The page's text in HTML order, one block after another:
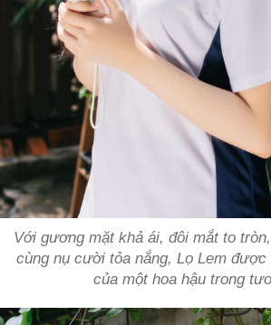
Với gương mặt khả ái, đôi mắt to
cùng nụ cười tỏa nắng, Lọ Lem được
của một hoa hậu trong